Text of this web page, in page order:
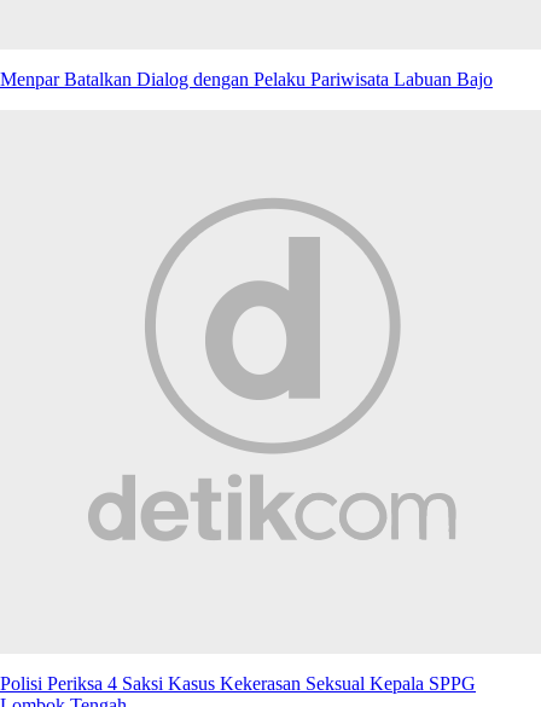
Menpar Batalkan Dialog dengan Pelaku Pariwisata Labuan Bajo
Polisi Periksa 4 Saksi Kasus Kekerasan Seksual Kepala SPPG